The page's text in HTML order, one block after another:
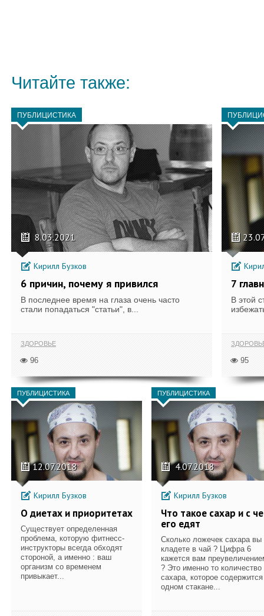
Читайте также:
ПУБЛИЦИСТИКА
8.03.2021
Кирилл Бузков
6 причин, почему я привился
В последнее время на глаза очень часто
стали попадаться "статьи", в...
ЗДОРОВЬЕ
96
7
В этой
95
ПУБЛИЦИСТИКА
12.07.2018
Кирилл Бузков
О диетах и приоритетах
Существует определенная
проблема, которую фитнесс-
инструкторы всегда обходят
стороной, а именно : ваш
организм со временем
привыкает...
ПУБЛИЦИСТИКА
4.07.2018
Кирилл Бузков
Что такое сахар и с
его едят
Сколько ложечек сахара вы
кладете в чай ? Цифра 6
кажется вам
? Это именно то количество
сахара, которое
одном стакане...